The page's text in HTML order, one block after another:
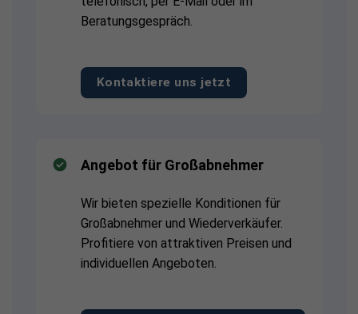
Beratungsgespräch.
Kontaktiere uns jetzt
Angebot für Großabnehmer
Wir bieten spezielle Konditionen für
Großabnehmer und Wiederverkäufer.
Profitiere von attraktiven Preisen und
individuellen Angeboten.